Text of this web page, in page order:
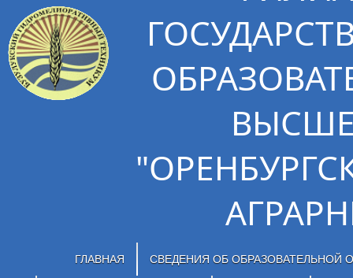
ГЛАВНАЯ СВЕДЕНИЯ ОБ ОБРАЗОВАТЕЛЬНОЙ